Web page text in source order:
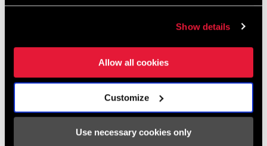
Show details
Allow all cookies
Customize
Use necessary cookies only
einen autorisierten SRAM-Händler - aufzusuchen, um fachkundige
Beratung, Installation und Service für SRAM-Produkte zu erhalten.
Online Hilfe